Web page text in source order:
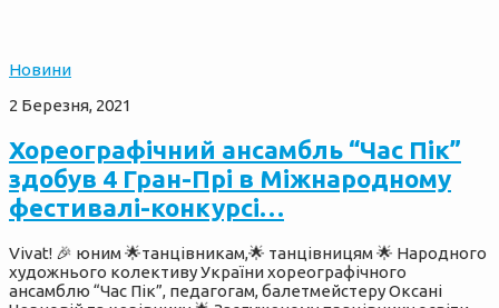
Новини
2 Березня, 2021
Хореографічний ансамбль “Час Пік”
здобув 4 Гран-Прі в Міжнародному
фестивалі-конкурсі…
Vivat! 🎉 юним 🌟танцівникам,🌟 танцівницям 🌟 Народного
художнього колективу України хореографічного
ансамблю “Час Пік”, педагогам, балетмейстеру Оксані